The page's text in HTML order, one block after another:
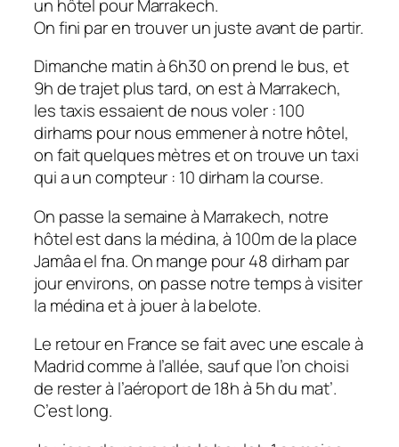
un hôtel pour Marrakech.
On fini par en trouver un juste avant de partir.
Dimanche matin à 6h30 on prend le bus, et
9h de trajet plus tard, on est à Marrakech,
les taxis essaient de nous voler : 100
dirhams pour nous emmener à notre hôtel,
on fait quelques mètres et on trouve un taxi
qui a un compteur : 10 dirham la course.
On passe la semaine à Marrakech, notre
hôtel est dans la médina, à 100m de la place
Jamâa el fna. On mange pour 48 dirham par
jour environs, on passe notre temps à visiter
la médina et à jouer à la belote.
Le retour en France se fait avec une escale à
Madrid comme à l’allée, sauf que l’on choisi
de rester à l’aéroport de 18h à 5h du mat’.
C’est long.